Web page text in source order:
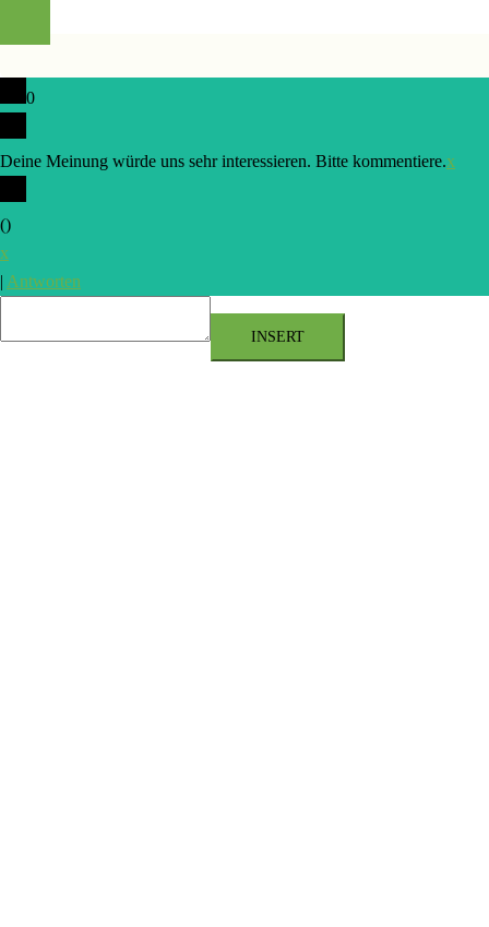
0
Deine Meinung würde uns sehr interessieren. Bitte kommentiere.x
()
x
| Antworten
INSERT